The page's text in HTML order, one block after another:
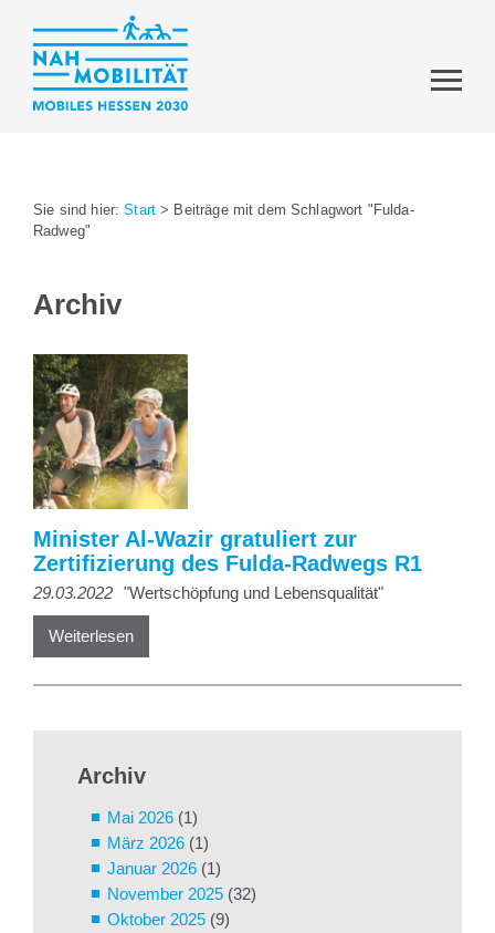
Sie sind hier:Start > Beiträge mit dem Schlagwort "Fulda-
Radweg"
Archiv
Minister Al-Wazir gratuliert zur
Zertifizierung des Fulda-Radwegs R1
29.03.2022 "Wertschöpfung und Lebensqualität"
Weiterlesen
Archiv
Mai 2026 (1)
März 2026 (1)
Januar 2026 (1)
November 2025 (32)
Oktober 2025 (9)